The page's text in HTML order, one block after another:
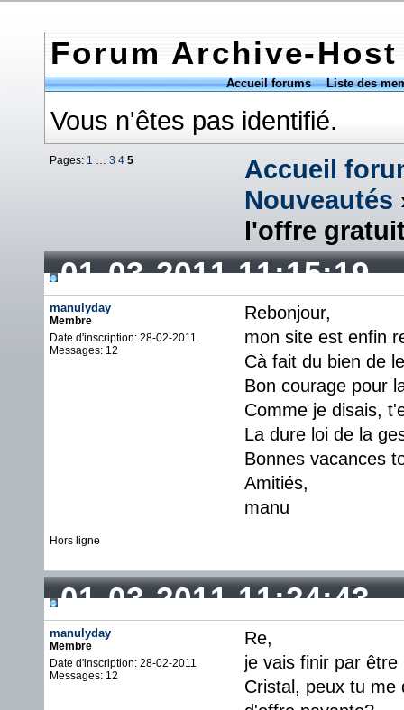
Forum Archive-Host
Accueil forums Liste des
Vous n'êtes pas identifié.
Pages: 1 … 3 4 5
Accueil
Nouveautés
l'offre
01-03-2011 11:15:19
manulyday
Membre
Date d'inscription: 28-02-2011
Messages: 12
Rebonjour,
mon site est enfin
Cà fait du bien de
Bon courage pour
Comme je disais,
La dure loi de la
Bonnes vacances
Amitiés,
manu
Hors ligne
01-03-2011 11:24:43
manulyday
Membre
Date d'inscription: 28-02-2011
Messages: 12
Re,
je vais finir par être
Cristal, peux tu me